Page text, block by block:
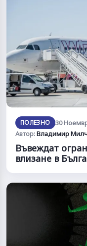
ПОЛЕЗНО
30
Автор:Владимир
Въвеждат
влизане в